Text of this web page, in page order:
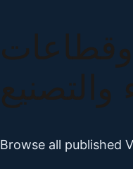
وقطاعات
Browse all published